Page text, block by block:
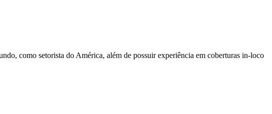
como setorista do América, além de possuir experiência em coberturas in-loco